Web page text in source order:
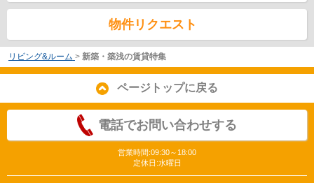
物件リクエスト
リビング&ルーム > 新築・築浅の賃貸特集
ページトップに戻る
電話でお問い合わせする
営業時間:09:30～18:00
定休日:水曜日